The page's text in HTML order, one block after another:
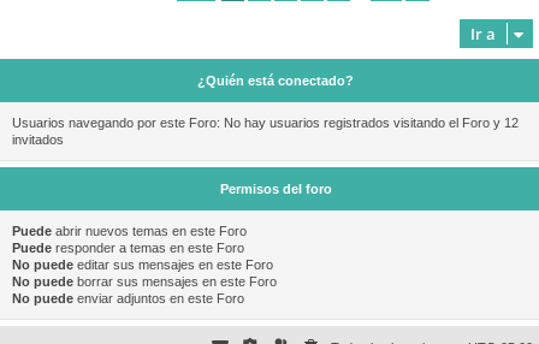
Ir a
¿Quién está conectado?
Usuarios navegando por este Foro: No hay usuarios registrados visitando el Foro y 12
invitados
Permisos del foro
Puede abrir nuevos temas en este Foro
Puede responder a temas en este Foro
No puede editar sus mensajes en este Foro
No puede borrar sus mensajes en este Foro
No puede enviar adjuntos en este Foro